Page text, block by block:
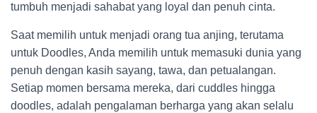
tumbuh menjadi sahabat yang loyal dan penuh cinta.
Saat memilih untuk menjadi orang tua anjing, terutama
untuk Doodles, Anda memilih untuk memasuki dunia yang
penuh dengan kasih sayang, tawa, dan petualangan.
Setiap momen bersama mereka, dari cuddles hingga
doodles, adalah pengalaman berharga yang akan selalu